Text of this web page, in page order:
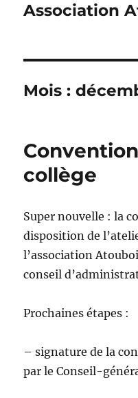
Association
Mois :
collège
Super nouvelle : la
disposition de
l’association
conseil
Prochaines étapes :
– signature de la
par le Conseil-